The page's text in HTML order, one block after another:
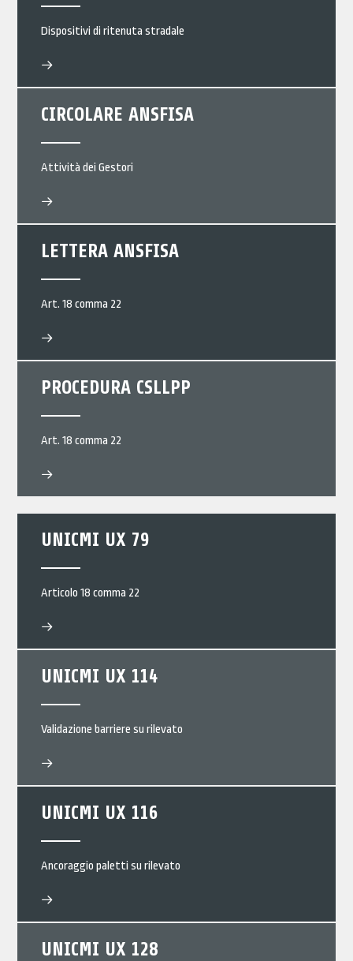
Dispositivi di ritenuta stradale
CIRCOLARE ANSFISA
Attività dei Gestori
LETTERA ANSFISA
Art. 18 comma 22
PROCEDURA CSLLPP
Art. 18 comma 22
UNICMI UX 79
Articolo 18 comma 22
UNICMI UX 114
Validazione barriere su rilevato
UNICMI UX 116
Ancoraggio paletti su rilevato
UNICMI UX 128